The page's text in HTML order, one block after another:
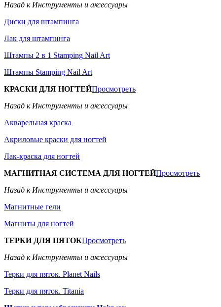
Назад к Инструменты и аксессуары
Диски для штампинга
Лак для штампинга
Штампы 2 в 1 Stamping Nail Art
Штампы Stamping Nail Art
КРАСКИ ДЛЯ НОГТЕЙПросмотреть
Назад к Инструменты и аксессуары
Акварельная краска
Акриловые краски для ногтей
Лак-краска для ногтей
МАГНИТНАЯ СИСТЕМА ДЛЯ НОГТЕЙПросмотреть
Назад к Инструменты и аксессуары
Магнитные гели
Магниты для ногтей
ТЕРКИ ДЛЯ ПЯТОКПросмотреть
Назад к Инструменты и аксессуары
Терки для пяток. Planet Nails
Терки для пяток. Titania